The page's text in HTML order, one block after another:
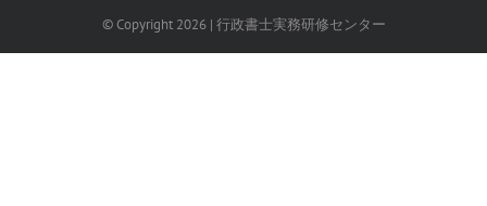
© Copyright 2026| 行政書士実務研修センター